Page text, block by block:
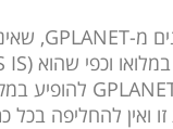
מ-GPLANET
,
במלואו וכפי שהוא (IS
להופיע
ואין להחליפה בכל